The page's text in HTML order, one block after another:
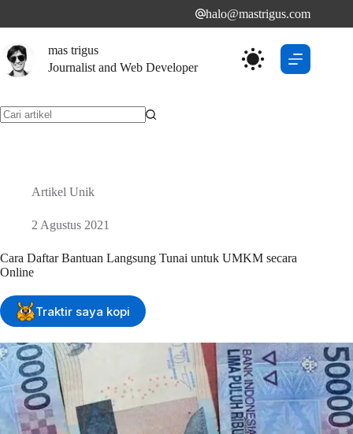
halo@mastrigus.com
mas trigus
Journalist and Web Developer
Artikel Unik
2 Agustus 2021
Cara Daftar Bantuan Langsung Tunai untuk UMKM secara
Online
Traktir saya kopi